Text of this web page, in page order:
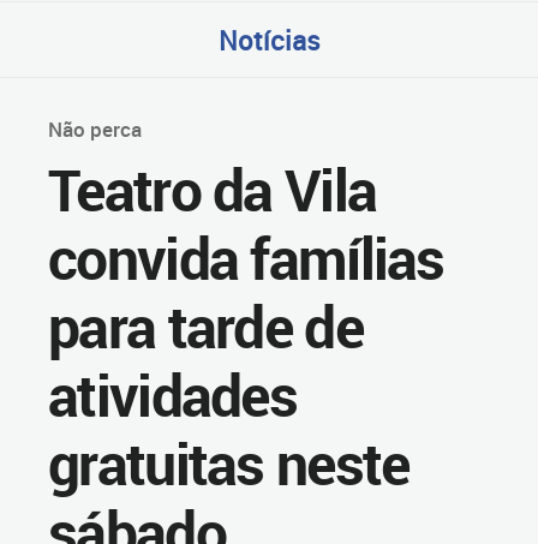
Notícias
Não perca
Teatro da Vila
convida famílias
para tarde de
atividades
gratuitas neste